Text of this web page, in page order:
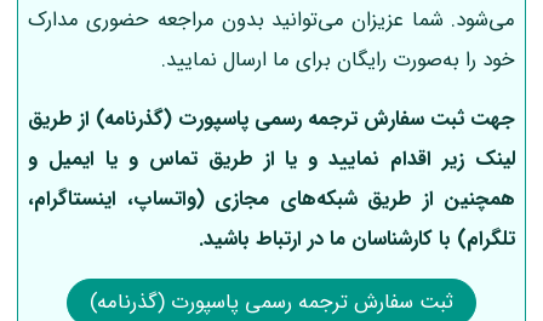
می‌شود. شما عزیزان می‌توانید بدون مراجعه حضوری مدارک
خود را به‌صورت رایگان برای ما ارسال نمایید.
جهت ثبت سفارش ترجمه رسمی پاسپورت (گذرنامه) از طریق
لینک‌ زیر اقدام نمایید و یا از طریق تماس و یا ایمیل و
همچنین از طریق شبکه‌های مجازی (واتساپ، اینستاگرام،
تلگرام) با کارشناسان ما در ارتباط باشید.
ثبت سفارش ترجمه رسمی پاسپورت (گذرنامه)